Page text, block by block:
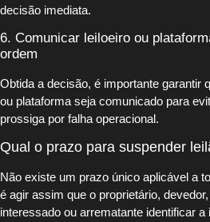
decisão imediata.
6. Comunicar leiloeiro ou
ordem
Obtida a decisão, é importante garantir
ou plataforma seja comunicado para
prossiga por falha operacional.
Qual o prazo para suspender
Não existe um prazo único aplicável a
é agir assim que o proprietário,
interessado ou arrematante identificar a